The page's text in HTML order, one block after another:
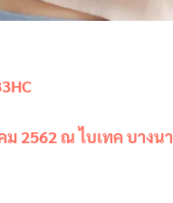
ม 2562 ณ ไบเทค บางนา